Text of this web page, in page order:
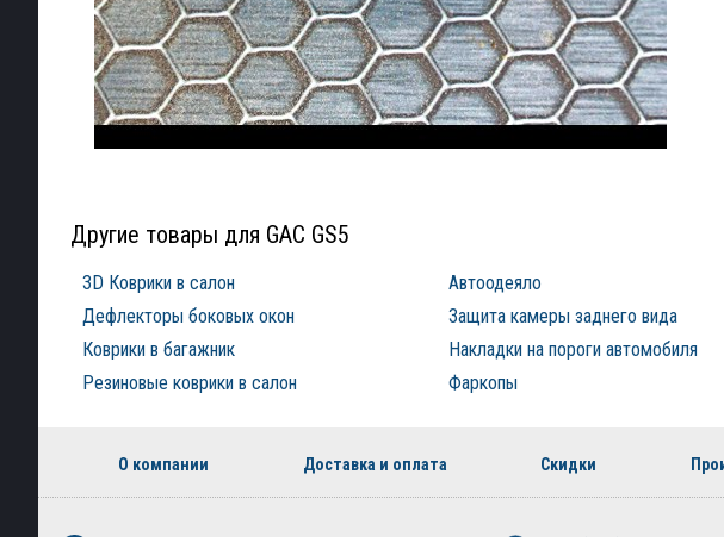
Другие товары для GAC GS5
3D Коврики в салон Автоодеяло
Дефлекторы боковых окон
Защита камеры заднего вида
Коврики в багажник
Накладки на пороги автомобиля
Резиновые коврики в салон
Фаркопы
О компании Доставка и оплата Скидки